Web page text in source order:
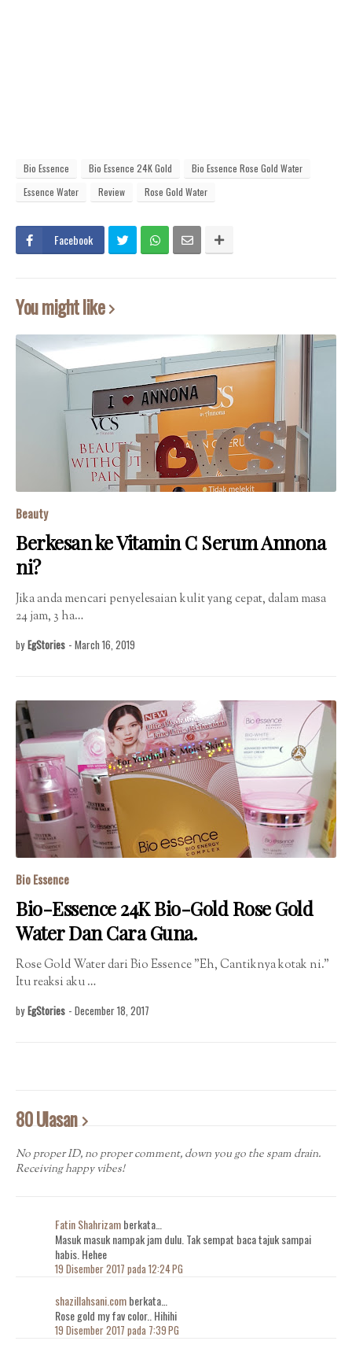
Bio Essence Bio Essence 24K Gold
Bio Essence Rose Gold Water
Essence Water
Review Rose Gold Water
Facebook
You might like
Beauty
Berkesan ke Vitamin C Serum Annona
ni?
Jika anda mencari penyelesaian kulit yang cepat, dalam masa
24 jam, 3 ha…
by EgStories - March 16, 2019
Bio Essence
Bio-Essence 24K Bio-Gold Rose Gold
Water Dan Cara Guna.
Rose Gold Water dari Bio Essence "Eh, Cantiknya kotak ni."
Itu reaksi aku …
by EgStories - December 18, 2017
80 Ulasan
No proper ID, no proper comment, down you go the spam drain.
Receiving happy vibes!
Fatin Shahrizamberkata…
Masuk masuk nampak jam dulu. Tak sempat baca tajuk sampai
habis. Hehee
19 Disember 2017 pada 12:24 PG
shazillahsani.comberkata…
Rose gold my fav color.. Hihihi
19 Disember 2017 pada 7:39 PG